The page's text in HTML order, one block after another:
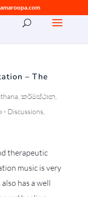
– The
කර්මස්ථාන,
Discussions,
therapeutic
music is very
has a well